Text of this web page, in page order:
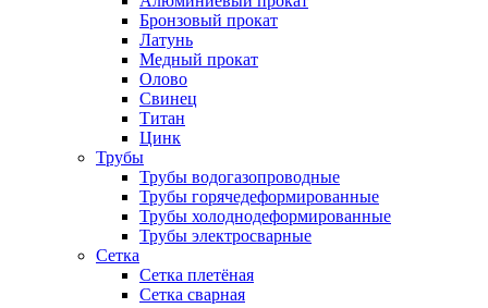
Бронзовый прокат
Латунь
Медный прокат
Олово
Свинец
Титан
Цинк
Трубы
Трубы водогазопроводные
Трубы горячедеформированные
Трубы холоднодеформированные
Трубы электросварные
Сетка
Сетка плетёная
Сетка сварная